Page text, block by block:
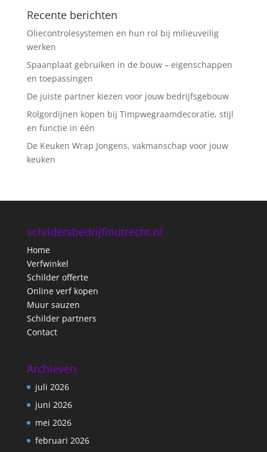
Recente berichten
Oliecontrolesystemen en hun rol bij milieuveilig
werken
Spaanplaat gebruiken in de bouw – eigenschappen
en toepassingen
De juiste partner kiezen voor jouw bedrijfsgebouw
Rolgordijnen kopen bij Timpwegraamdecoratie, stijl
en functie in één
De Keuken Wrap Jongens, vakmanschap voor jouw
keuken
schildersbedrijfinutrecht.nl
Home
Verfwinkel
Schilder offerte
Online verf kopen
Muur sauzen
Schilder partners
Contact
Archieven
juli 2026
juni 2026
mei 2026
februari 2026